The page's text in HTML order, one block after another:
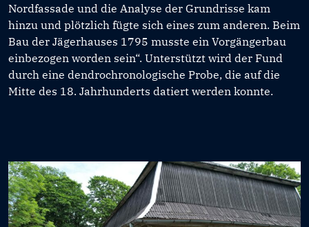
Nordfassade und die Analyse der Grundrisse kam
hinzu und plötzlich fügte sich eines zum anderen. Beim
Bau der Jägerhauses 1795 musste ein Vorgängerbau
einbezogen worden sein“. Unterstützt wird der Fund
durch eine dendrochronologische Probe, die auf die
Mitte des 18. Jahrhunderts datiert werden konnte.